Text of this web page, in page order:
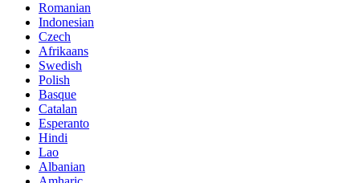
Romanian
Indonesian
Czech
Afrikaans
Swedish
Polish
Basque
Catalan
Esperanto
Hindi
Lao
Albanian